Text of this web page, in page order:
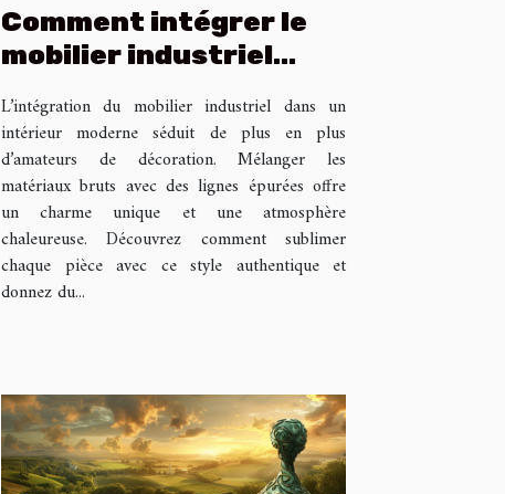
Comment intégrer le
mobilier industriel
moderne ?
L’intégration du mobilier industriel dans un
intérieur moderne séduit de plus en plus
d’amateurs de décoration. Mélanger les
matériaux bruts avec des lignes épurées offre
un charme unique et une atmosphère
chaleureuse. Découvrez comment sublimer
chaque pièce avec ce style authentique et
donnez du...